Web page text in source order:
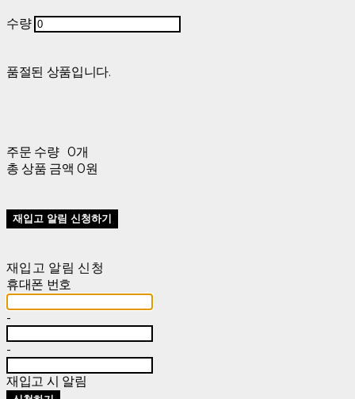
수량
품절된 상품입니다.
주문 수량 0개
총 상품 금액 0원
재입고 알림 신청하기
재입고 알림 신청
휴대폰 번호
-
-
재입고 시 알림